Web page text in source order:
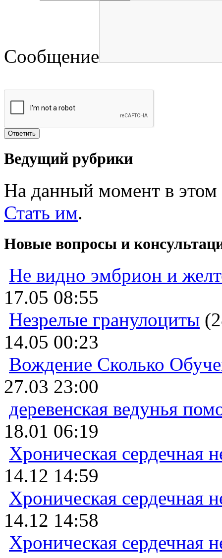
Сообщение
Ведущий рубрики
На данный момент в этом
Стать им.
Новые вопросы и
Не видно эмбрион и
17.05 08:55
Незрелые гранулоциты
14.05 00:23
Вождение Сколько
27.03 23:00
деревенская ведунья
18.01 06:19
Хроническая сердечная
14.12 14:59
Хроническая сердечная
14.12 14:58
Хроническая сердечная